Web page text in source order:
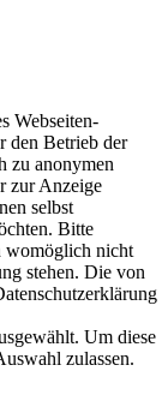
Webseiten-
den Betrieb der
zu anonymen
zur Anzeige
selbst
Bitte
womöglich nicht
stehen. Die von
Um diese
zulassen.